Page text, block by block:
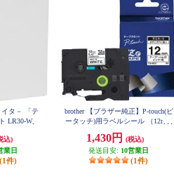
タ－ 「テ
LR30-W
込)
業日
(1件)
brother 【ブラザー純正】P-touch(ピ
ータッチ)用ラベルシール （12mm
1,430円
(税込)
発送目安: 10営業日
(1件)